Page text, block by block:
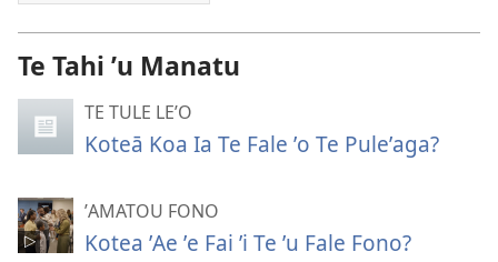
Te Tahi ʼu Manatu
TE TULE LE’O
Koteā Koa Ia Te Fale ʼo Te Puleʼaga?
ʼAMATOU FONO
Kotea ʼAe ʼe Fai ʼi Te ʼu Fale Fono?